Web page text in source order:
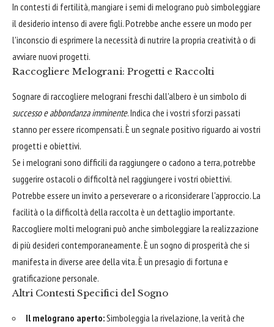
In contesti di fertilità, mangiare i semi di melograno può simboleggiare
il desiderio intenso di avere figli. Potrebbe anche essere un modo per
l'inconscio di esprimere la necessità di nutrire la propria creatività o di
avviare nuovi progetti.
Raccogliere Melograni: Progetti e Raccolti
Sognare di raccogliere melograni freschi dall'albero è un simbolo di
successo e abbondanza imminente. Indica che i vostri sforzi passati
stanno per essere ricompensati. È un segnale positivo riguardo ai vostri
progetti e obiettivi.
Se i melograni sono difficili da raggiungere o cadono a terra, potrebbe
suggerire ostacoli o difficoltà nel raggiungere i vostri obiettivi.
Potrebbe essere un invito a perseverare o a riconsiderare l'approccio. La
facilità o la difficoltà della raccolta è un dettaglio importante.
Raccogliere molti melograni può anche simboleggiare la realizzazione
di più desideri contemporaneamente. È un sogno di prosperità che si
manifesta in diverse aree della vita. È un presagio di fortuna e
gratificazione personale.
Altri Contesti Specifici del Sogno
Il melograno aperto:Simboleggia la rivelazione, la verità che